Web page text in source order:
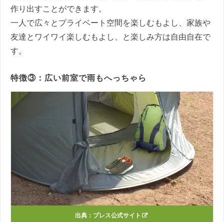
作り出すことができます。
一人で広々とプライベート空間を楽しむもよし、家族や
友達とワイワイ楽しむもよし、と楽しみ方は自由自在で
す。
特徴③：広い前室で雨もへっちゃら
出典： プレス公式サイト